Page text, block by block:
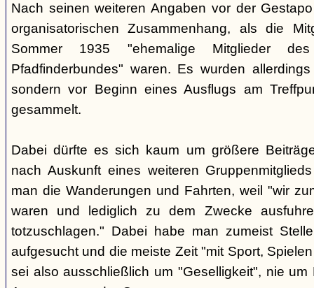
Nach seinen weiteren Angaben vor der
organisatorischen Zusammenhang, als die
Sommer 1935 "ehemalige Mitglieder
Pfadfinderbundes" waren. Es wurden
sondern vor Beginn eines Ausflugs am
gesammelt.
Dabei dürfte es sich kaum um größere
nach Auskunft eines weiteren
man die Wanderungen und Fahrten, weil "wir
waren und lediglich zu dem Zwecke
totzuschlagen." Dabei habe man zumeist
aufgesucht und die meiste Zeit "mit Sport,
sei also ausschließlich um "Geselligkeit", nie um